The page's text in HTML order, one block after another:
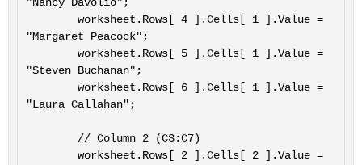
"Margaret Peacock";
"Steven Buchanan";
"Laura Callahan";